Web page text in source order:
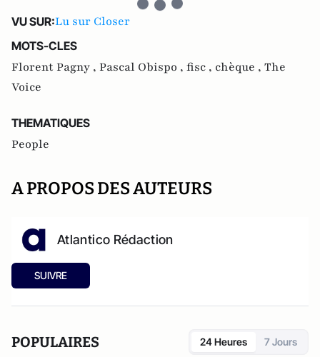
VU SUR:Lu sur Closer
MOTS-CLES
Florent Pagny , Pascal Obispo , fisc , chèque , The
Voice
THEMATIQUES
People
A PROPOS DES AUTEURS
Atlantico Rédaction
SUIVRE
POPULAIRES 24 Heures 7 Jours